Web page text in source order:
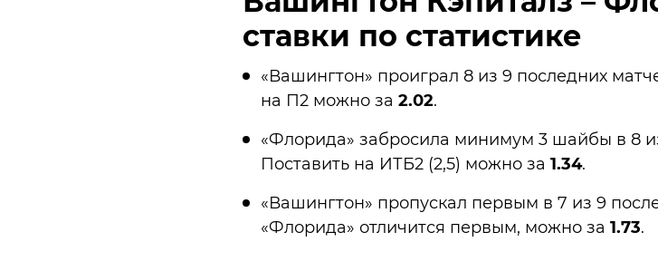
ставки по статистике
«Вашингтон» проиграл 8 из 9 последних
на П2 можно за 2.02.
«Флорида» забросила минимум 3 шайбы в 8
Поставить на ИТБ2 (2,5) можно за 1.34.
«Вашингтон» пропускал первым в 7 из 9
«Флорида» отличится первым, можно за 1.73.